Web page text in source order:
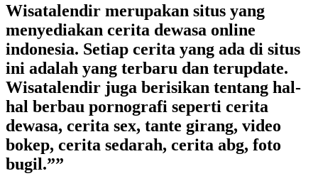
Wisatalendir merupakan situs yang
menyediakan cerita dewasa online
indonesia. Setiap cerita yang ada di situs
ini adalah yang terbaru dan terupdate.
Wisatalendir juga berisikan tentang hal-
hal berbau pornografi seperti cerita
dewasa, cerita sex, tante girang, video
bokep, cerita sedarah, cerita abg, foto
bugil.””